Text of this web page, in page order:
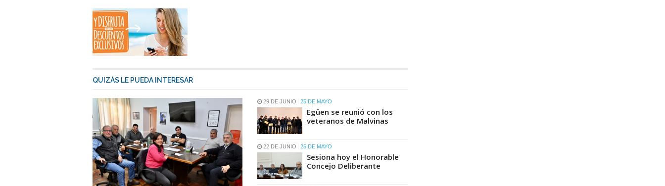
QUIZÁS LE PUEDA INTERESAR
29 DE JUNIO 25 DE MAYO
Egüen se reunió con los
veteranos de Malvinas
22 DE JUNIO 25 DE MAYO
Sesiona hoy el Honorable
Concejo Deliberante